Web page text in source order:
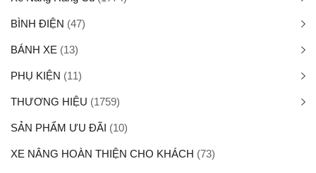
BÌNH ĐIỆN (47)
BÁNH XE (13)
PHỤ KIỆN (11)
THƯƠNG HIỆU (1759)
SẢN PHẨM ƯU ĐÃI (10)
XE NÂNG HOÀN THIỆN CHO KHÁCH (73)